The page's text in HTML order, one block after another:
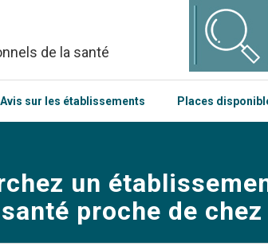
de la santé
Avis sur les établissements Places
un
proche de chez